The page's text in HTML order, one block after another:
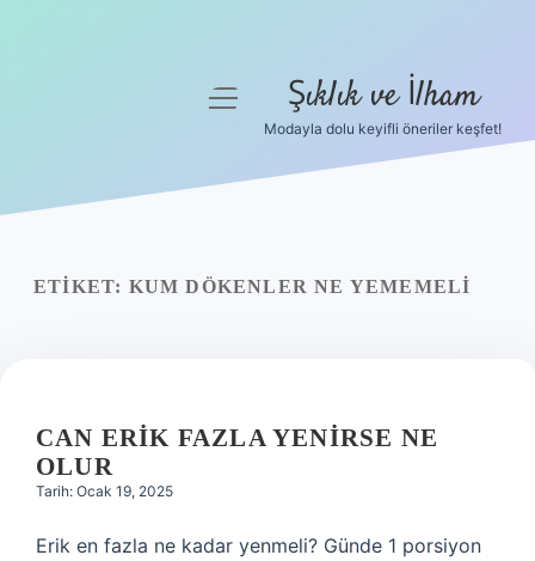
Yasal Uyarı
menüyü
Şıklık ve İlham
Modayla dolu keyifli öneriler keşfet!
ETIKET: KUM DÖKENLER NE YEMEMELI
CAN ERIK FAZLA YENIRSE NE
OLUR
Tarih: Ocak 19, 2025
Erik en fazla ne kadar yenmeli? Günde 1 porsiyon